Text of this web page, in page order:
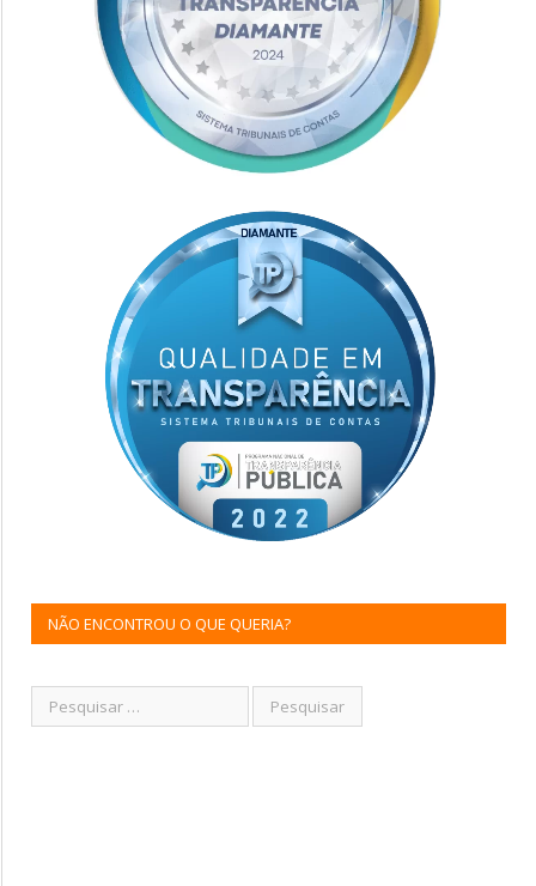
NÃO ENCONTROU O QUE QUERIA?